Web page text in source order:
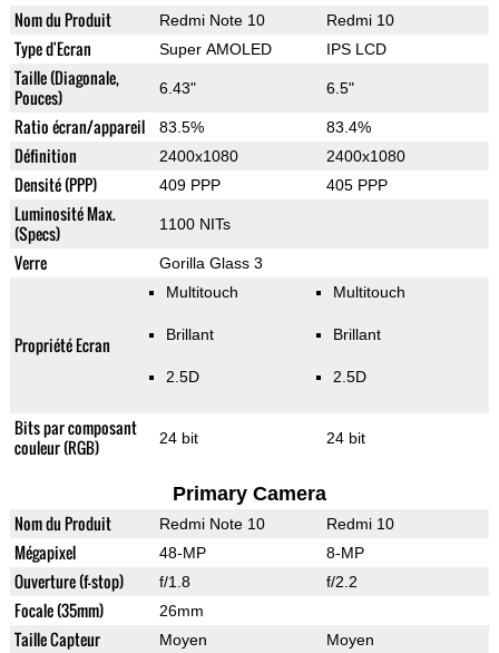
Nom du Produit Redmi Note 10 Redmi 10
Type d'Ecran Super AMOLED IPS LCD
Taille (Diagonale,
Pouces)
6.43" 6.5"
Ratio écran/appareil 83.5% 83.4%
Définition 2400x1080 2400x1080
Densité (PPP) 409 PPP 405 PPP
Luminosité Max.
(Specs)
1100 NITs
Verre Gorilla Glass 3
Propriété Ecran
Multitouch
Brillant
2.5D
Multitouch
Brillant
2.5D
Bits par composant
couleur (RGB)
24 bit 24 bit
Primary Camera
Nom du Produit Redmi Note 10 Redmi 10
Mégapixel 48-MP 8-MP
Ouverture (f-stop) f/1.8 f/2.2
Focale (35mm) 26mm
Taille Capteur Moyen Moyen